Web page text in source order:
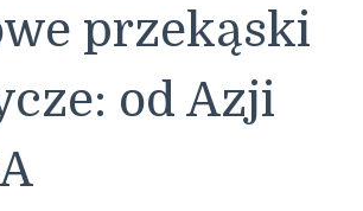
przekąski
od Azji